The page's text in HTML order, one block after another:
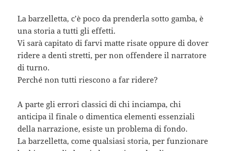
La barzelletta, c’è poco da prenderla sotto gamba, è
una storia a tutti gli effetti.
Vi sarà capitato di farvi matte risate oppure di dover
ridere a denti stretti, per non offendere il narratore
di turno.
Perché non tutti riescono a far ridere?
A parte gli errori classici di chi inciampa, chi
anticipa il finale o dimentica elementi essenziali
della narrazione, esiste un problema di fondo.
La barzelletta, come qualsiasi storia, per funzionare